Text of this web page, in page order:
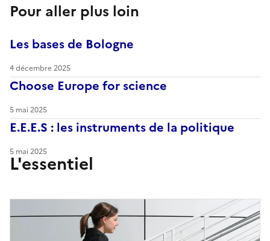
Pour aller plus loin
Les bases de Bologne
4 décembre 2025
Choose Europe for science
5 mai 2025
E.E.E.S : les instruments de la politique
5 mai 2025
L'essentiel